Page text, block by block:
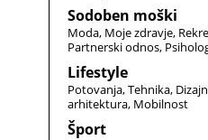
Sodoben moški
Moda Moje zdravje
Partnerski odnos
Lifestyle
Potovanja Tehnika Dizajn
arhitektura Mobilnost
Šport